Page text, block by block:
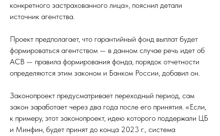
конкретного застрахованного лица», пояснил детали
источник агентства.
Проект предполагает, что гарантийный фонд выплат будет
формироваться агентством — в данном случае речь идет об
АСВ — правила формирования фонда, порядок отчетности
определяются этим законом и Банком России, добавил он.
Законопроект предусматривает переходный период, сам
закон заработает через два года после его принятия. «Если,
к примеру, этот законопроект, идею которого поддержали ЦБ
и Минфин, будет принят до конца 2023 г., система